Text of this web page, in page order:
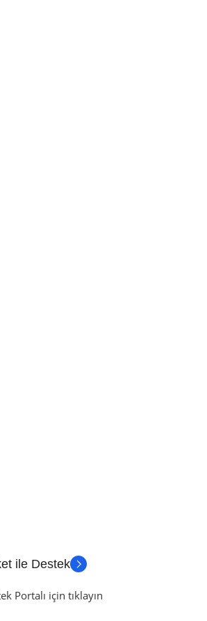
ile Destek
Portalı için tıklayın